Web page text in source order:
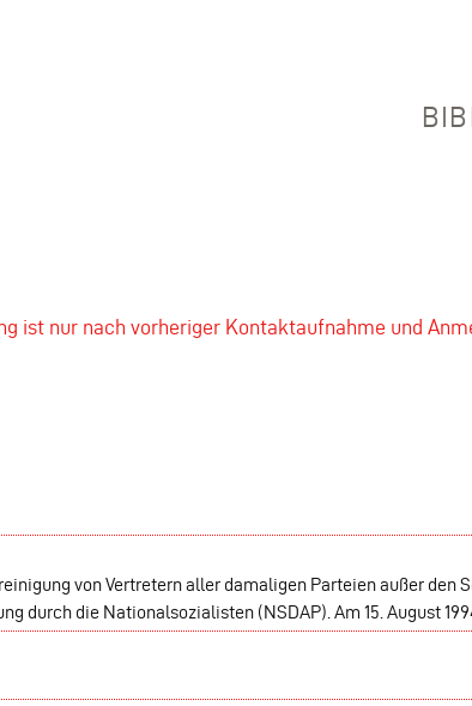
ist nur nach vorheriger Kontaktaufnahme und
von Vertretern aller damaligen Parteien außer den
durch die Nationalsozialisten (NSDAP). Am 15. August